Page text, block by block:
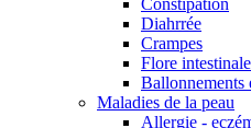
Diahrrée
Crampes
Flore
Ballonnements
Maladies de la peau
Allergie -